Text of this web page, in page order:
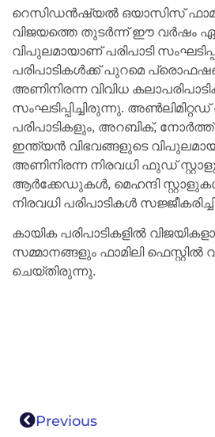
റെസിഡന്‍ഷ്യല്‍ ഒയാസിസ്
വിജയത്തെ തുടര്‍ന്ന് ഈ വര്‍ഷം
വിപുലമായാണ് പരിപാടി
പരിപാടികള്‍ക്ക് പുറമെ
അണിനിരന്ന വിവിധ
സംഘടിപ്പിച്ചിരുന്നു.
പരിപാടികളും, അറബിക്,
ഇന്ത്യന്‍ വിഭവങ്ങളുടെ
അണിനിരന്ന നിരവധി ഫുഡ്
ആര്‍ക്കേഡുകള്‍, മെഹന്ദി
നിരവധി പരിപാടികള്‍
കായിക പരിപാടികളില്‍
സമ്മാനങ്ങളും ഫാമിലി ഫെസ്റ്റില്‍
ചെയ്തിരുന്നു.
Previous